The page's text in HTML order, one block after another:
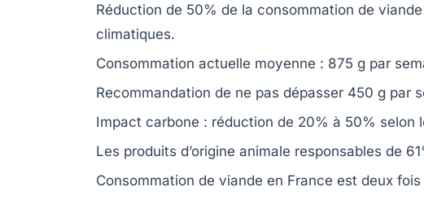
Réduction de 50% de la consommation de
climatiques.
Consommation actuelle moyenne : 875 g par
Recommandation de ne pas dépasser 450 g par
Impact carbone : réduction de 20% à 50% selon
Les produits d’origine animale responsables de
Consommation de viande en France est deux fois